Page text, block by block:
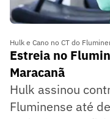
Hulk e Cano no CT do
Estreia no
Maracanã
Hulk assinou
Fluminense até